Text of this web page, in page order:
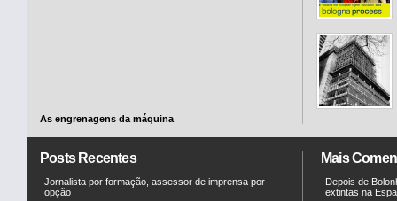
As engrenagens da máquina
Posts Recentes
Jornalista por formação, assessor de imprensa por
opção
Mais
Depois de
extintas na